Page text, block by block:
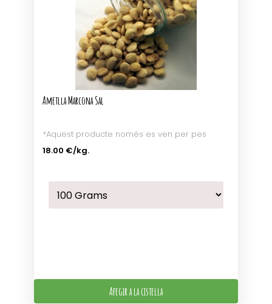
Ametlla Marcona Sal
*Aquest producte només es ven per pes
18.00 €/kg.
Afegir a la cistella